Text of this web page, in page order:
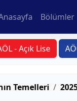
Bölümler
- Açık Lise
Temelleri